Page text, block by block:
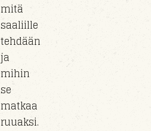
mitä
saaliille
tehdään
ja
mihin
se
matkaa
ruuaksi.